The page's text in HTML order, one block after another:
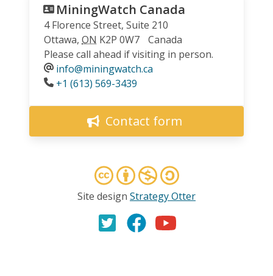
MiningWatch Canada
4 Florence Street, Suite 210
Ottawa, ON K2P 0W7
Canada
Please call ahead if visiting in person.
info@miningwatch.ca
Phone
+1 (613) 569-3439
Contact form
Site design Strategy Otter